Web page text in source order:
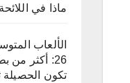
ماذا في
الألعاب
26: أكثر
تكون